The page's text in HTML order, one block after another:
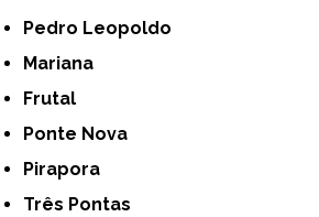
Pedro Leopoldo
Mariana
Frutal
Ponte Nova
Pirapora
Três Pontas